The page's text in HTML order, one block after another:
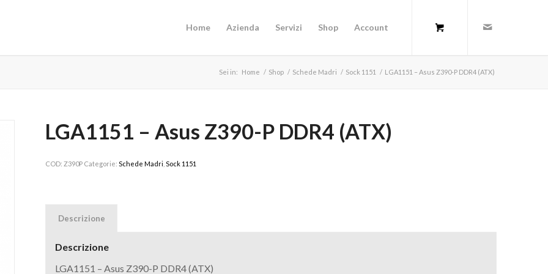
Home Azienda Servizi Shop Account
Sei in: Home / Shop / Schede Madri / Sock 1151 / LGA1151 – Asus Z390-P DDR4 (ATX)
LGA1151 – Asus Z390-P DDR4 (ATX)
COD: Z390P Categorie: Schede Madri Sock 1151
Descrizione
Descrizione
LGA1151 – Asus Z390-P DDR4 (ATX)